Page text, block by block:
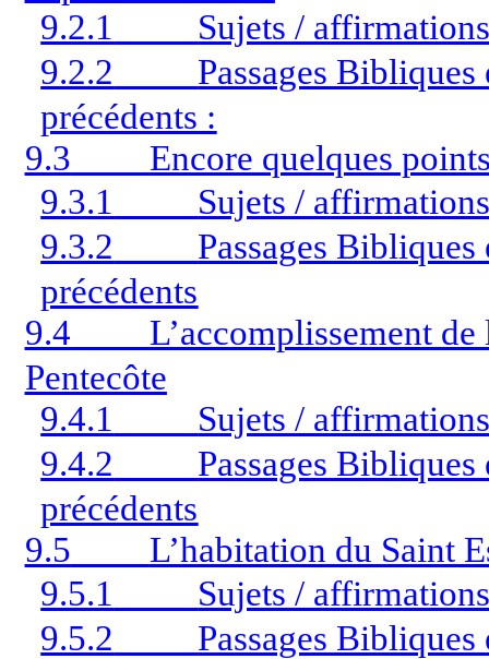
9.2.1
Sujets /
9.2.2
Passages
précédents :
9.3
Encore quelques
9.3.1
Sujets /
9.3.2
Passages
précédents
9.4
L’accomplissement
Pentecôte
9.4.1
Sujets /
9.4.2
Passages
précédents
9.5
L’habitation du Saint
9.5.1
Sujets /
9.5.2
Passages